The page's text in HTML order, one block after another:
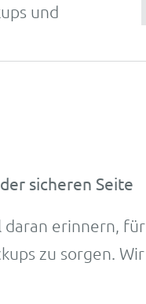
und
sicheren Seite
daran erin­nern, für
zu sor­gen. Wir